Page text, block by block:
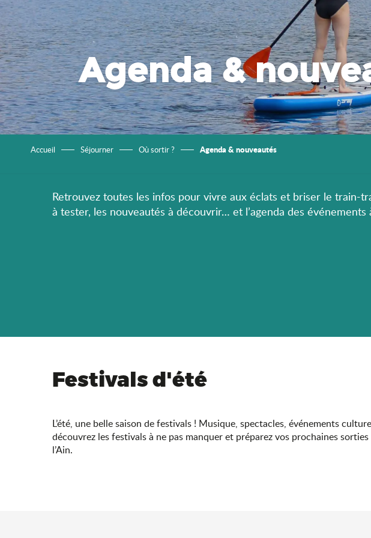
Agenda &
Accueil Séjourner Où sortir ? Agenda & nouveautés
Retrouvez toutes les infos pour vivre aux éclats et briser le train-
à tester, les nouveautés à découvrir… et l’agenda des événements
Festivals d'été
L’été, une belle saison de festivals ! Musique, spectacles, événements
découvrez les festivals à ne pas manquer et préparez vos prochaines sorties
l’Ain.